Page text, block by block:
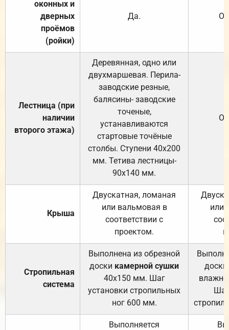
оконных и
дверных
проёмов
(ройки)
Да.
Лестница (при
наличии
второго этажа)
Деревянная, одно или
двухмаршевая. Перила-
заводские резные,
балясины- заводские
точеные,
устанавливаются
стартовые точёные
столбы. Ступени 40х200
мм. Тетива лестницы-
90х140 мм.
Крыша
Двускатная, ломаная
или вальмовая в
соответствии с
проектом.
или
Стропильная
система
Выполнена из обрезной
доски камерной сушки
40х150 мм. Шаг
установки стропильных
ног 600 мм.
доски
Выполняется